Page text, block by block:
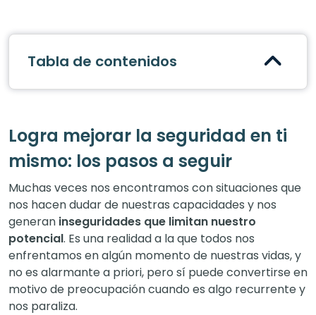
Tabla de contenidos
Logra mejorar la seguridad en ti
mismo: los pasos a seguir
Muchas veces nos encontramos con situaciones que
nos hacen dudar de nuestras capacidades y nos
generan inseguridades que limitan nuestro
potencial. Es una realidad a la que todos nos
enfrentamos en algún momento de nuestras vidas, y
no es alarmante a priori, pero sí puede convertirse en
motivo de preocupación cuando es algo recurrente y
nos paraliza.